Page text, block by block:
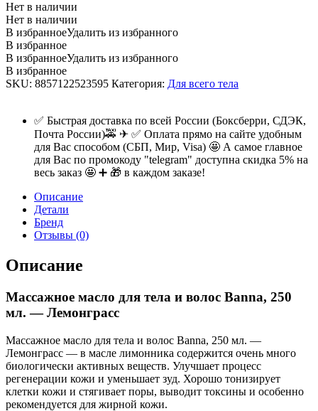
Нет в наличии
Нет в наличии
В избранноеУдалить из избранного
В избранное
В избранноеУдалить из избранного
В избранное
SKU: 8857122523595 Категория: Для всего тела
✅ Быстрая доставка по всей России (Боксберри, СДЭК,
Почта России)🚕 ✈ ✅ Оплата прямо на сайте удобным
для Вас способом (СБП, Мир, Visa) 🤩 А самое главное
для Вас по промокоду "telegram" доступна скидка 5% на
весь заказ 🤩 ➕ 🎁 в каждом заказе!
Описание
Детали
Бренд
Отзывы (0)
Описание
Массажное масло для тела и волос Banna, 250
мл. — Лемонграсс
Массажное масло для тела и волос Banna, 250 мл. —
Лемонграсс — в масле лимонника содержится очень много
биологически активных веществ. Улучшает процесс
регенерации кожи и уменьшает зуд. Хорошо тонизирует
клетки кожи и стягивает поры, выводит токсины и особенно
рекомендуется для жирной кожи.